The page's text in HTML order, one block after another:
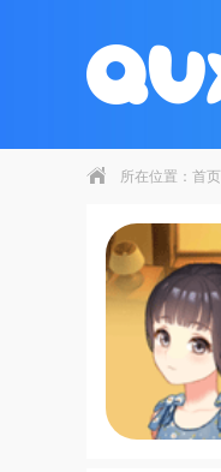
所在位置： 首页